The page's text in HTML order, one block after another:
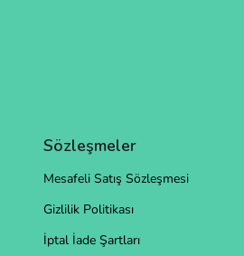
Sözleşmeler
Mesafeli Satış Sözleşmesi
Gizlilik Politikası
İptal İade Şartları